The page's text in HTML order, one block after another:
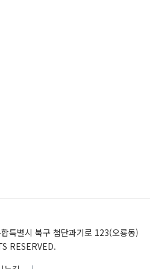
별시 북구 첨단과기로 123(오룡동)
RESERVED.